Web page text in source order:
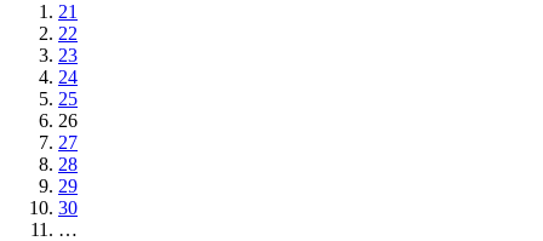
21
22
23
24
25
26
27
28
29
30
…